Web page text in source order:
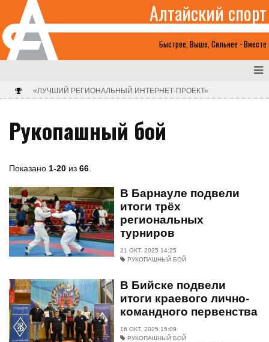
Быстрее, Выше, Сильнее - Вместе
Алтайский спорт
«ЛУЧШИЙ РЕГИОНАЛЬНЫЙ ИНТЕРНЕТ-ПРОЕКТ»
Рукопашный бой
Показано 1-20 из 66
В Барнауле подвели
итоги трёх
региональных
турниров
21 ОКТ. 2025 14:25
РУКОПАШНЫЙ БОЙ
В Бийске подвели
итоги краевого лично-
командного первенства
16 ОКТ. 2025 15:09
РУКОПАШНЫЙ БОЙ